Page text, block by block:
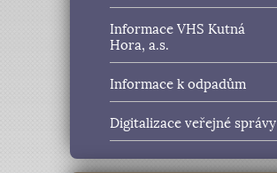
Informace VHS Kutná
Hora, a.s.
Informace k odpadům
Digitalizace veřejné správy